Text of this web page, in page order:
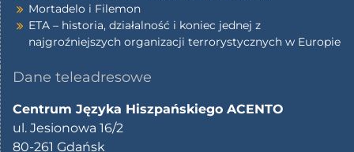
Mortadelo i Filemon
ETA – historia, działalność i koniec jednej z
najgroźniejszych organizacji terrorystycznych w Europie
Dane teleadresowe
Centrum Języka Hiszpańskiego ACENTO
ul. Jesionowa 16/2
80-261 Gdańsk